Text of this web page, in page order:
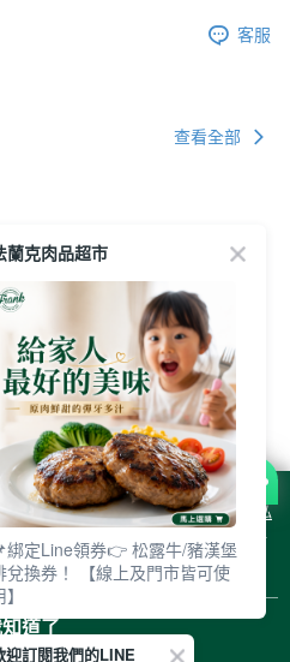
客服
查看全部
個好評吧
站使用 cookie 方式之詳情，及若您不希
腦的 cookie 設定，請參閱本網站「
隱私
本網站即表示您同意本公司得按本網站使
道了
蘭克肉品超市
綁定Line領券👉 松露牛/豬漢堡
兌換券！ 【線上及門市皆可使
迎訂閱我們的LINE